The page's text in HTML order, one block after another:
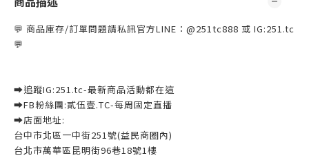
💬 商品庫存/訂單問題請私訊官方LINE：@251tc888 或 IG:251.tc
💬
➡️追蹤IG:251.tc-最新商品活動都在這
➡️FB粉絲團:貳伍壹.TC-每周固定直播
➡️店面地址:
台中市北區一中街251號(益民商圈內)
台北市萬華區昆明街96巷18號1樓